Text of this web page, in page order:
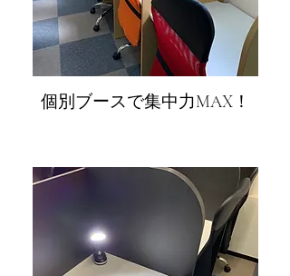
​個別ブースで集中力MAX！